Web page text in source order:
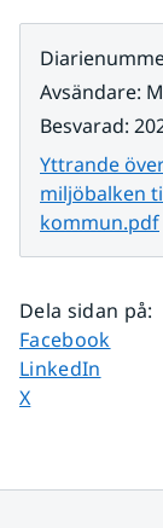
Avsändare:
Besvarad:
Yttrande
miljöbalken
kommun.pdf
Dela sidan på:
Dela sidan på
Facebook
Dela sidan på
LinkedIn
Dela sidan på
X